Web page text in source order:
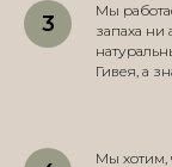
Мы
запаха ни
Гивея, а
Мы хотим,